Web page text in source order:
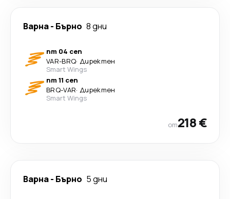
Варна- Бърно 8 дни
пт 04 сеп
VAR-BRQ· Директен
Smart Wings
пт 11 сеп
BRQ-VAR· Директен
Smart Wings
от218 €
Варна- Бърно 5 дни